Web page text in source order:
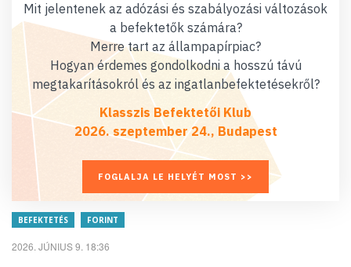
Mit jelentenek az adózási és szabályozási változások
a befektetők számára?
Merre tart az állampapírpiac?
Hogyan érdemes gondolkodni a hosszú távú
megtakarításokról és az ingatlanbefektetésekről?
Klasszis Befektetői Klub
2026. szeptember 24., Budapest
FOGLALJA LE HELYÉT MOST >>
BEFEKTETÉS FORINT
2026. JÚNIUS 9. 18:36